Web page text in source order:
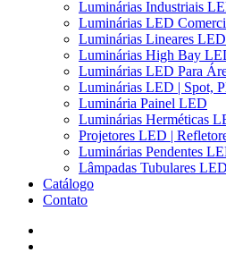
Luminárias Industriais
Luminárias LED
Luminárias Lineares LED
Luminárias High Bay
Luminárias LED Para
Luminárias LED | Spot,
Luminária Painel LED
Luminárias Herméticas
Projetores LED |
Luminárias Pendentes
Lâmpadas Tubulares LED
Catálogo
Contato